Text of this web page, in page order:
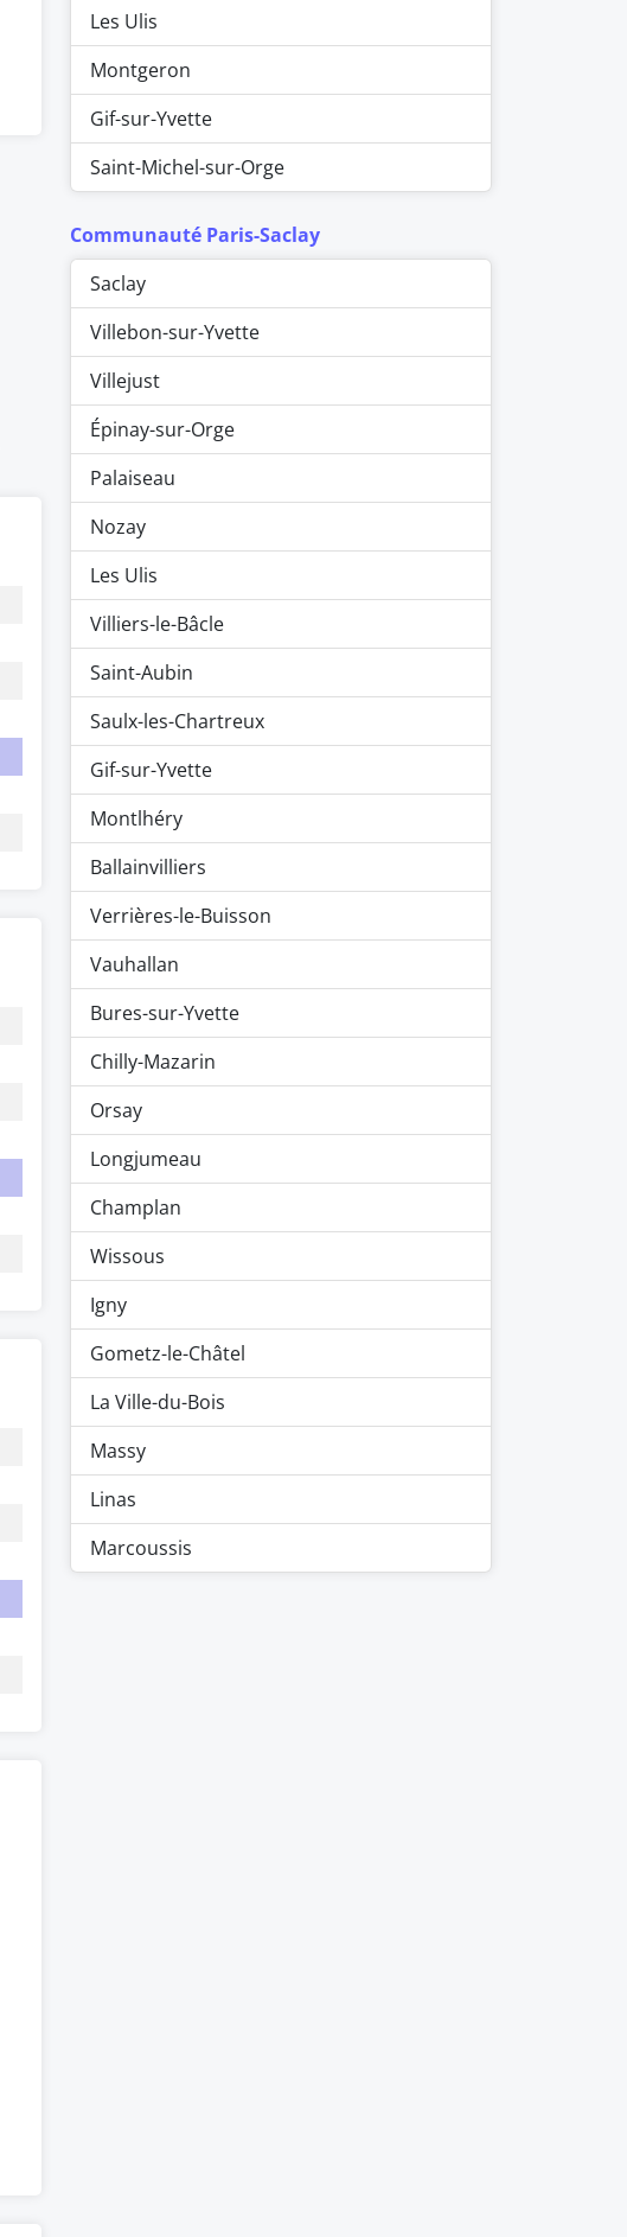
Les Ulis
Montgeron
Gif-sur-Yvette
Saint-Michel-sur-Orge
Communauté Paris-Saclay
Saclay
Villebon-sur-Yvette
Villejust
Épinay-sur-Orge
Palaiseau
Nozay
Les Ulis
Villiers-le-Bâcle
Saint-Aubin
Saulx-les-Chartreux
Gif-sur-Yvette
Montlhéry
Ballainvilliers
Verrières-le-Buisson
Vauhallan
Bures-sur-Yvette
Chilly-Mazarin
Orsay
Longjumeau
Champlan
Wissous
Igny
Gometz-le-Châtel
La Ville-du-Bois
Massy
Linas
Marcoussis